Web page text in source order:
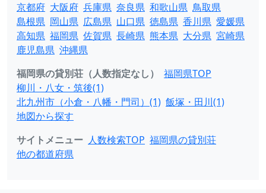
京都府 大阪府 兵庫県 奈良県 和歌山県 鳥取県
島根県 岡山県 広島県 山口県 徳島県 香川県 愛媛県
高知県 福岡県 佐賀県 長崎県 熊本県 大分県 宮崎県
鹿児島県 沖縄県
福岡県の貸別荘（人数指定なし）
福岡県TOP
柳川・八女・筑後(1)
北九州市（小倉・八幡・門司）(1) 飯塚・田川(1)
地図から探す
サイトメニュー 人数検索TOP 福岡県の貸別荘
他の都道府県